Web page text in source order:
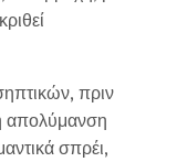
πριν
απολύμανση
σπρέι,